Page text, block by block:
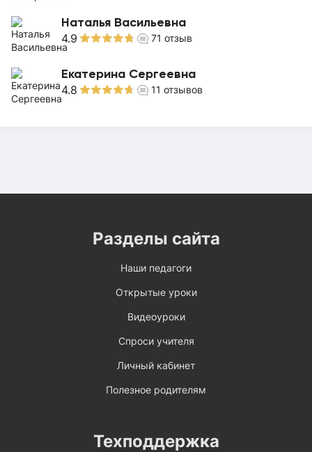
Наталья Васильевна
4.9 71 отзыв
Екатерина Сергеевна
4.8 11 отзывов
Разделы сайта
Наши педагоги
Открытые уроки
Видеоуроки
Спроси учителя
Личный кабинет
Полезное родителям
Техподдержка